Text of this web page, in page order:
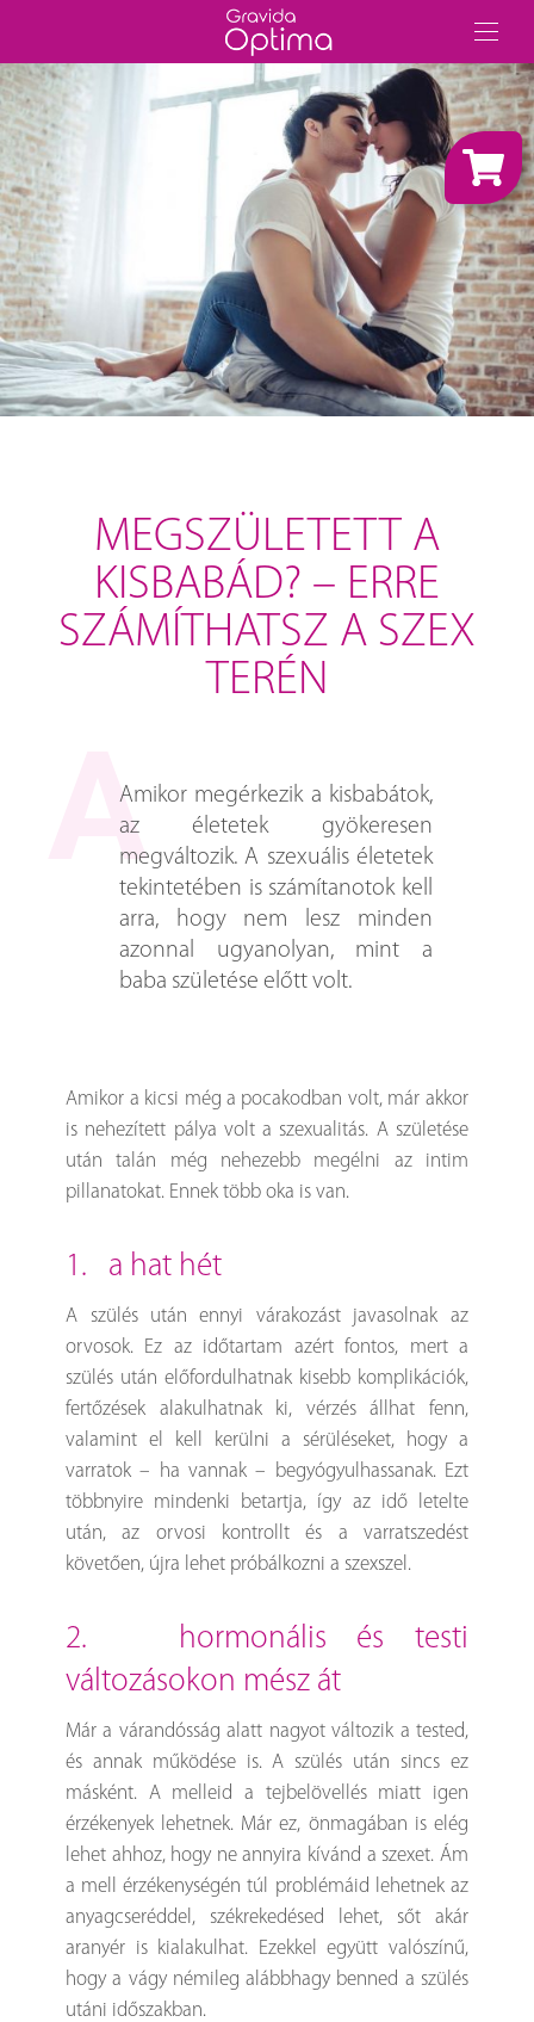
MEGSZÜLETETT A
KISBABÁD? – ERRE
SZÁMÍTHATSZ A SZEX
TERÉN
Amikor megérkezik a kisbabátok,
az életetek gyökeresen
megváltozik. A szexuális életetek
tekintetében is számítanotok kell
arra, hogy nem lesz minden
azonnal ugyanolyan, mint a
baba születése előtt volt.
Amikor a kicsi még a pocakodban volt, már akkor
is nehezített pálya volt a szexualitás. A születése
után talán még nehezebb megélni az intim
pillanatokat. Ennek több oka is van.
1. a hat hét
A szülés után ennyi várakozást javasolnak az
orvosok. Ez az időtartam azért fontos, mert a
szülés után előfordulhatnak kisebb komplikációk,
fertőzések alakulhatnak ki, vérzés állhat fenn,
valamint el kell kerülni a sérüléseket, hogy a
varratok – ha vannak – begyógyulhassanak. Ezt
többnyire mindenki betartja, így az idő letelte
után, az orvosi kontrollt és a varratszedést
követően, újra lehet próbálkozni a szexszel.
2. hormonális és testi
változásokon mész át
Már a várandósság alatt nagyot változik a tested,
és annak működése is. A szülés után sincs ez
másként. A melleid a tejbelövellés miatt igen
érzékenyek lehetnek. Már ez, önmagában is elég
lehet ahhoz, hogy ne annyira kívánd a szexet. Ám
a mell érzékenységén túl problémáid lehetnek az
anyagcseréddel, székrekedésed lehet, sőt akár
aranyér is kialakulhat. Ezekkel együtt valószínű,
hogy a vágy némileg alábbhagy benned a szülés
utáni időszakban.